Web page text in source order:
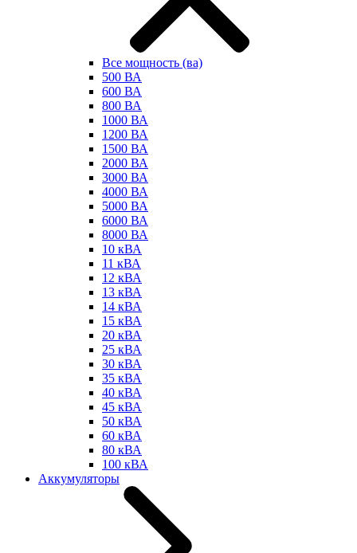
Все мощность (ва)
500 ВА
600 ВА
800 ВА
1000 ВА
1200 ВА
1500 ВА
2000 ВА
3000 ВА
4000 ВА
5000 ВА
6000 ВА
8000 ВА
10 кВА
11 кВА
12 кВА
13 кВА
14 кВА
15 кВА
20 кВА
25 кВА
30 кВА
35 кВА
40 кВА
45 кВА
50 кВА
60 кВА
80 кВА
100 кВА
Аккумуляторы